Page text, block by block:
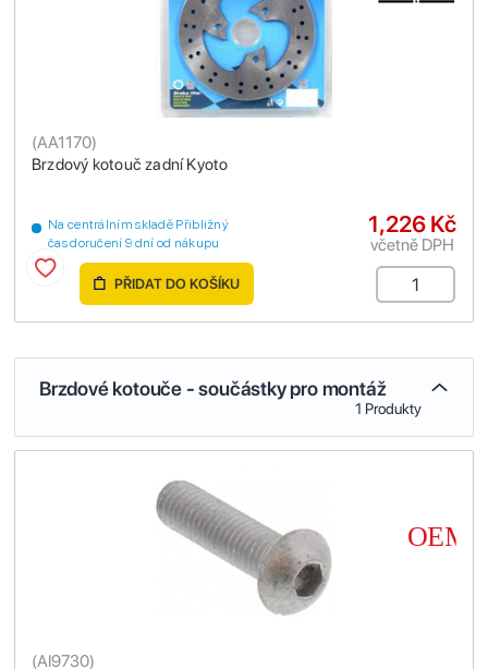
Brzdový kotouč zadní Kyoto
(AA1170)
Na centrálním skladě Přibližný
čas doručení 9 dní od nákupu
1,226 Kč
včetně DPH
PŘIDAT DO KOŠÍKU
Brzdové kotouče - součástky pro montáž
1 Produkty
(AI9730)